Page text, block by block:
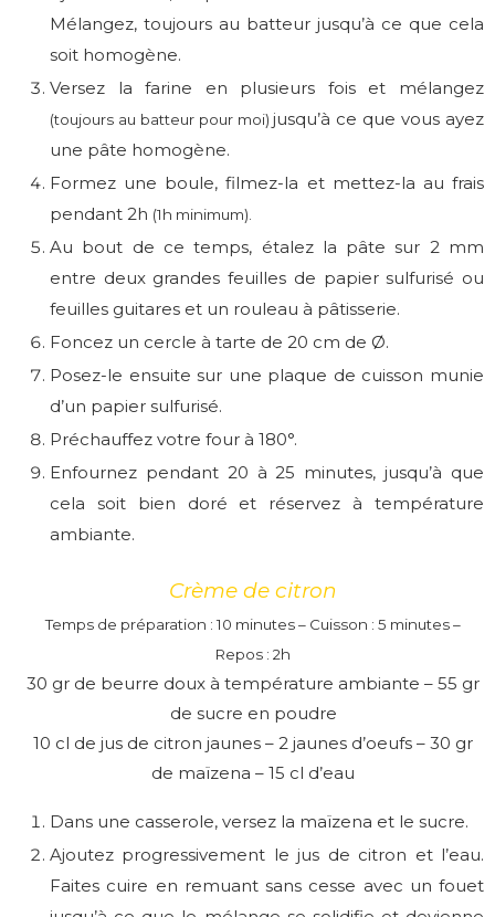
Mélangez, toujours au batteur jusqu’à ce que cela
soit homogène.
Versez la farine en plusieurs fois et mélangez
(toujours au batteur pour moi)jusqu’à ce que vous ayez
une pâte homogène.
Formez une boule, filmez-la et mettez-la au frais
pendant 2h (1h minimum).
Au bout de ce temps, étalez la pâte sur 2 mm
entre deux grandes feuilles de papier sulfurisé ou
feuilles guitares et un rouleau à pâtisserie.
Foncez un cercle à tarte de 20 cm de Ø.
Posez-le ensuite sur une plaque de cuisson munie
d’un papier sulfurisé.
Préchauffez votre four à 180°.
Enfournez pendant 20 à 25 minutes, jusqu’à que
cela soit bien doré et réservez à température
ambiante.
Crème de citron
Temps de préparation : 10 minutes – Cuisson : 5 minutes –
Repos : 2h
30 gr de beurre doux à température ambiante – 55 gr
de sucre en poudre
10 cl de jus de citron jaunes – 2 jaunes d’oeufs – 30 gr
de maïzena – 15 cl d’eau
Dans une casserole, versez la maïzena et le sucre.
Ajoutez progressivement le jus de citron et l’eau.
Faites cuire en remuant sans cesse avec un fouet